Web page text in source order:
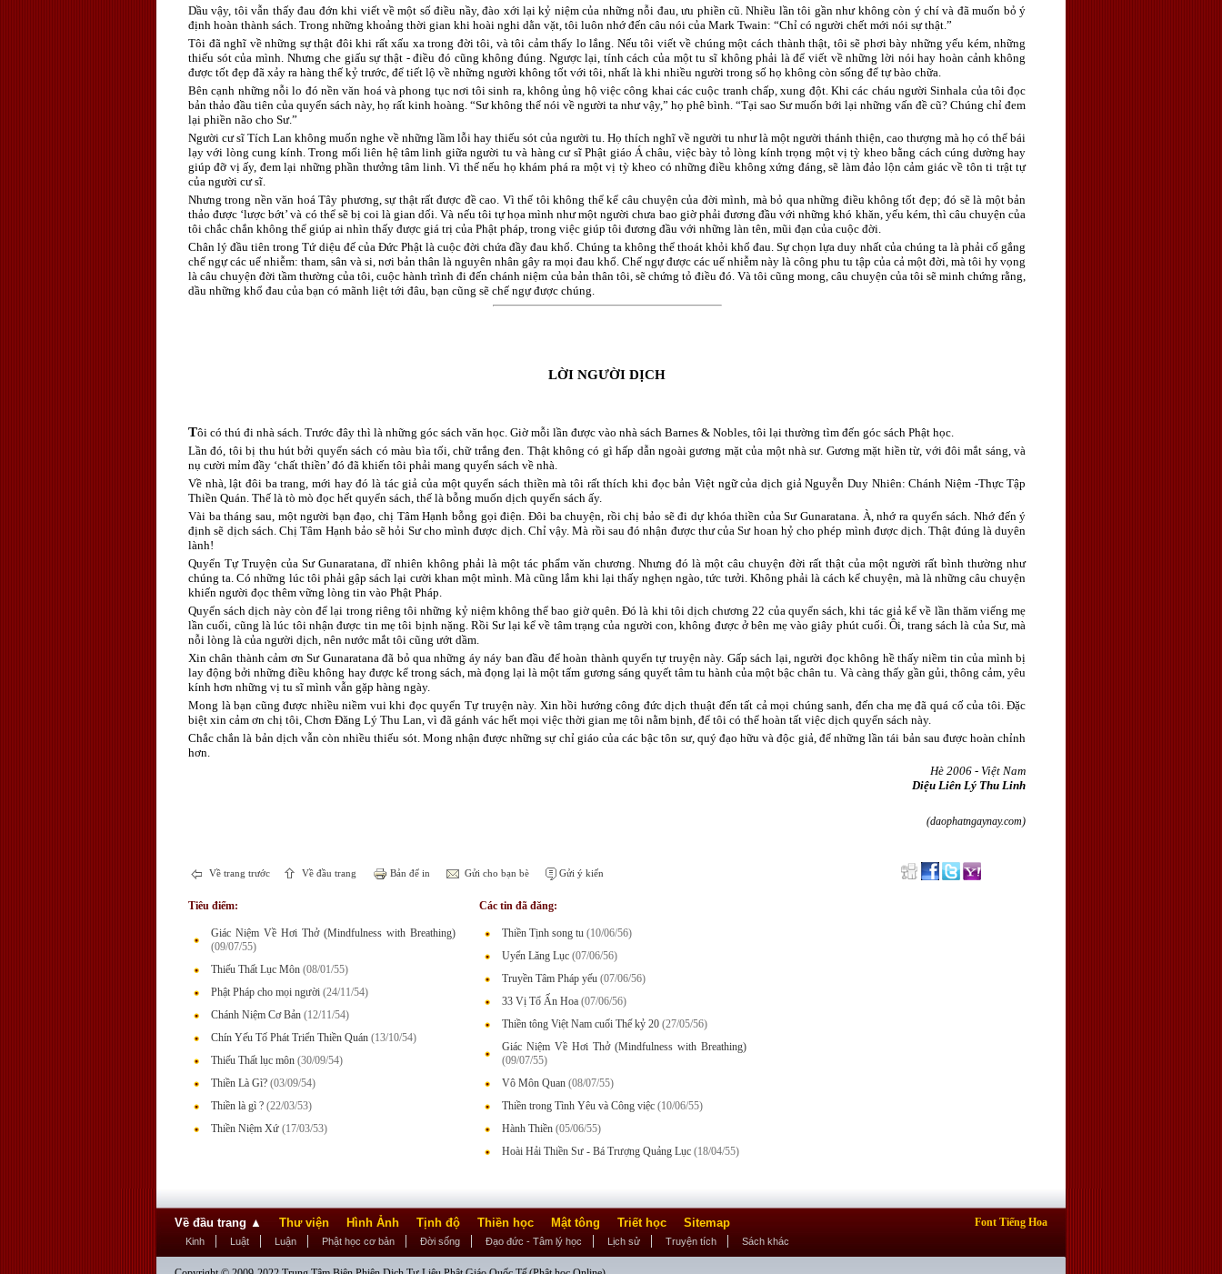
Dầu vậy, tôi vẫn thấy đau đớn khi viết về một số điều nầy, đào xới lại kỷ niệm của những nỗi đau, ưu phiền cũ. Nhiều lần tôi gần như không còn ý chí và đã muốn bỏ ý
định hoàn thành sách. Trong những khoảng thời gian khi hoài nghi dằn vặt, tôi luôn nhớ đến câu nói của Mark Twain: “Chỉ có người chết mới nói sự thật.”
Tôi đã nghĩ về những sự thật đôi khi rất xấu xa trong đời tôi, và tôi cảm thấy lo lắng. Nếu tôi viết về chúng một cách thành thật, tôi sẽ phơi bày những yếu kém, những
thiếu sót của mình. Nhưng che giấu sự thật - điều đó cũng không đúng. Ngược lại, tính cách của một tu sĩ không phải là để viết về những lời nói hay hoàn cảnh không
được tốt đẹp đã xảy ra hàng thế kỷ trước, để tiết lộ về những người không tốt với tôi, nhất là khi nhiều người trong số họ không còn sống để tự bào chữa.
Bên cạnh những nỗi lo đó nền văn hoá và phong tục nơi tôi sinh ra, không ủng hộ việc công khai các cuộc tranh chấp, xung đột. Khi các cháu người Sinhala của tôi đọc
bản thảo đầu tiên của quyển sách này, họ rất kinh hoàng. “Sư không thể nói về người ta như vậy,” họ phê bình. “Tại sao Sư muốn bới lại những vấn đề cũ? Chúng chỉ đem
lại phiền não cho Sư.”
Người cư sĩ Tích Lan không muốn nghe về những lầm lỗi hay thiếu sót của người tu. Họ thích nghĩ về người tu như là một người thánh thiện, cao thượng mà họ có thể bái
lạy với lòng cung kính. Trong mối liên hệ tâm linh giữa người tu và hàng cư sĩ Phật giáo Á châu, việc bày tỏ lòng kính trọng một vị tỳ kheo bằng cách cúng dường hay
giúp đỡ vị ấy, đem lại những phần thưởng tâm linh. Vì thế nếu họ khám phá ra một vị tỳ kheo có những điều không xứng đáng, sẽ làm đảo lộn cảm giác về tôn ti trật tự
của người cư sĩ.
Nhưng trong nền văn hoá Tây phương, sự thật rất được đề cao. Vì thế tôi không thể kể câu chuyện của đời mình, mà bỏ qua những điều không tốt đẹp; đó sẽ là một bản
thảo được ‘lược bớt’ và có thể sẽ bị coi là gian dối. Và nếu tôi tự họa mình như một người chưa bao giờ phải đương đầu với những khó khăn, yếu kém, thì câu chuyện của
tôi chắc chắn không thể giúp ai nhìn thấy được giá trị của Phật pháp, trong việc giúp tôi đương đầu với những làn tên, mũi đạn của cuộc đời.
Chân lý đầu tiên trong Tứ diệu đế của Đức Phật là cuộc đời chứa đầy đau khổ. Chúng ta không thể thoát khỏi khổ đau. Sự chọn lựa duy nhất của chúng ta là phải cố gắng
chế ngự các uế nhiễm: tham, sân và si, nơi bản thân là nguyên nhân gây ra mọi đau khổ. Chế ngự được các uế nhiễm này là công phu tu tập của cả một đời, mà tôi hy vọng
là câu chuyện đời tầm thường của tôi, cuộc hành trình đi đến chánh niệm của bản thân tôi, sẽ chứng tỏ điều đó. Và tôi cũng mong, câu chuyện của tôi sẽ minh chứng rằng,
dầu những khổ đau của bạn có mãnh liệt tới đâu, bạn cũng sẽ chế ngự được chúng.
LỜI NGƯỜI DỊCH
Tôi có thú đi nhà sách. Trước đây thì là những góc sách văn học. Giờ mỗi lần được vào nhà sách Barnes & Nobles, tôi lại thường tìm đến góc sách Phật học.
Lần đó, tôi bị thu hút bởi quyển sách có màu bìa tối, chữ trắng đen. Thật không có gì hấp dẫn ngoài gương mặt của một nhà sư. Gương mặt hiền từ, với đôi mắt sáng, và
nụ cười mỉm đầy ‘chất thiền’ đó đã khiến tôi phải mang quyển sách về nhà.
Về nhà, lật đôi ba trang, mới hay đó là tác giả của một quyển sách thiền mà tôi rất thích khi đọc bản Việt ngữ của dịch giả Nguyễn Duy Nhiên: Chánh Niệm -Thực Tập
Thiền Quán. Thế là tò mò đọc hết quyển sách, thế là bỗng muốn dịch quyển sách ấy.
Vài ba tháng sau, một người bạn đạo, chị Tâm Hạnh bỗng gọi điện. Đôi ba chuyện, rồi chị bảo sẽ đi dự khóa thiền của Sư Gunaratana. À, nhớ ra quyển sách. Nhớ đến ý
định sẽ dịch sách. Chị Tâm Hạnh bảo sẽ hỏi Sư cho mình được dịch. Chỉ vậy. Mà rồi sau đó nhận được thư của Sư hoan hỷ cho phép mình được dịch. Thật đúng là duyên
lành!
Quyển Tự Truyện của Sư Gunaratana, dĩ nhiên không phải là một tác phẩm văn chương. Nhưng đó là một câu chuyện đời rất thật của một người rất bình thường như
chúng ta. Có những lúc tôi phải gập sách lại cười khan một mình. Mà cũng lắm khi lại thấy nghẹn ngào, tức tưởi. Không phải là cách kể chuyện, mà là những câu chuyện
khiến người đọc thêm vững lòng tin vào Phật Pháp.
Quyển sách dịch này còn để lại trong riêng tôi những kỷ niệm không thể bao giờ quên. Đó là khi tôi dịch chương 22 của quyển sách, khi tác giả kể về lần thăm viếng mẹ
lần cuối, cũng là lúc tôi nhận được tin mẹ tôi bịnh nặng. Rồi Sư lại kể về tâm trạng của người con, không được ở bên mẹ vào giây phút cuối. Ôi, trang sách là của Sư, mà
nỗi lòng là của người dịch, nên nước mắt tôi cũng ướt dầm.
Xin chân thành cảm ơn Sư Gunaratana đã bỏ qua những áy náy ban đầu để hoàn thành quyển tự truyện này. Gấp sách lại, người đọc không hề thấy niềm tin của mình bị
lay động bởi những điều không hay được kể trong sách, mà đọng lại là một tấm gương sáng quyết tâm tu hành của một bậc chân tu. Và càng thấy gần gủi, thông cảm, yêu
kính hơn những vị tu sĩ mình vẫn gặp hàng ngày.
Mong là bạn cũng được nhiều niềm vui khi đọc quyển Tự truyện này. Xin hồi hướng công đức dịch thuật đến tất cả mọi chúng sanh, đến cha mẹ đã quá cố của tôi. Đặc
biệt xin cảm ơn chị tôi, Chơn Đăng Lý Thu Lan, vì đã gánh vác hết mọi việc thời gian mẹ tôi nằm bịnh, để tôi có thể hoàn tất việc dịch quyển sách này.
Chắc chắn là bản dịch vẫn còn nhiều thiếu sót. Mong nhận được những sự chỉ giáo của các bậc tôn sư, quý đạo hữu và độc giả, để những lần tái bản sau được hoàn chỉnh
hơn.
Hè 2006 - Việt Nam
Diệu Liên Lý Thu Linh
(daophatngaynay.com)
Về trang trước Về đầu trang Bản để in Gửi cho bạn bè Gửi ý kiến
Tiêu điểm:
Giác Niệm Về Hơi Thở (Mindfulness with Breathing)
(09/07/55)
Thiếu Thất Lục Môn (08/01/55)
Phật Pháp cho mọi người (24/11/54)
Chánh Niệm Cơ Bản (12/11/54)
Chín Yếu Tố Phát Triển Thiền Quán (13/10/54)
Thiếu Thất lục môn (30/09/54)
Thiền Là Gì? (03/09/54)
Thiền là gì ? (22/03/53)
Thiền Niệm Xứ (17/03/53)
Các tin đã đăng:
Thiền Tịnh song tu (10/06/56)
Uyển Lăng Lục (07/06/56)
Truyền Tâm Pháp yếu (07/06/56)
33 Vị Tổ Ấn Hoa (07/06/56)
Thiền tông Việt Nam cuối Thế kỷ 20 (27/05/56)
Giác Niệm Về Hơi Thở (Mindfulness with Breathing)
(09/07/55)
Vô Môn Quan (08/07/55)
Thiền trong Tình Yêu và Công việc (10/06/55)
Hành Thiền (05/06/55)
Hoài Hải Thiền Sư - Bá Trượng Quảng Lục (18/04/55)
Về đầu trang ▲ Thư viện Hình Ảnh Tịnh độ Thiền học Mật tông Triết học Sitemap Font Tiếng Hoa
Kinh Luật Luận Phật học cơ bản Đời sống Đạo đức - Tâm lý học Lịch sử Truyện tích Sách khác